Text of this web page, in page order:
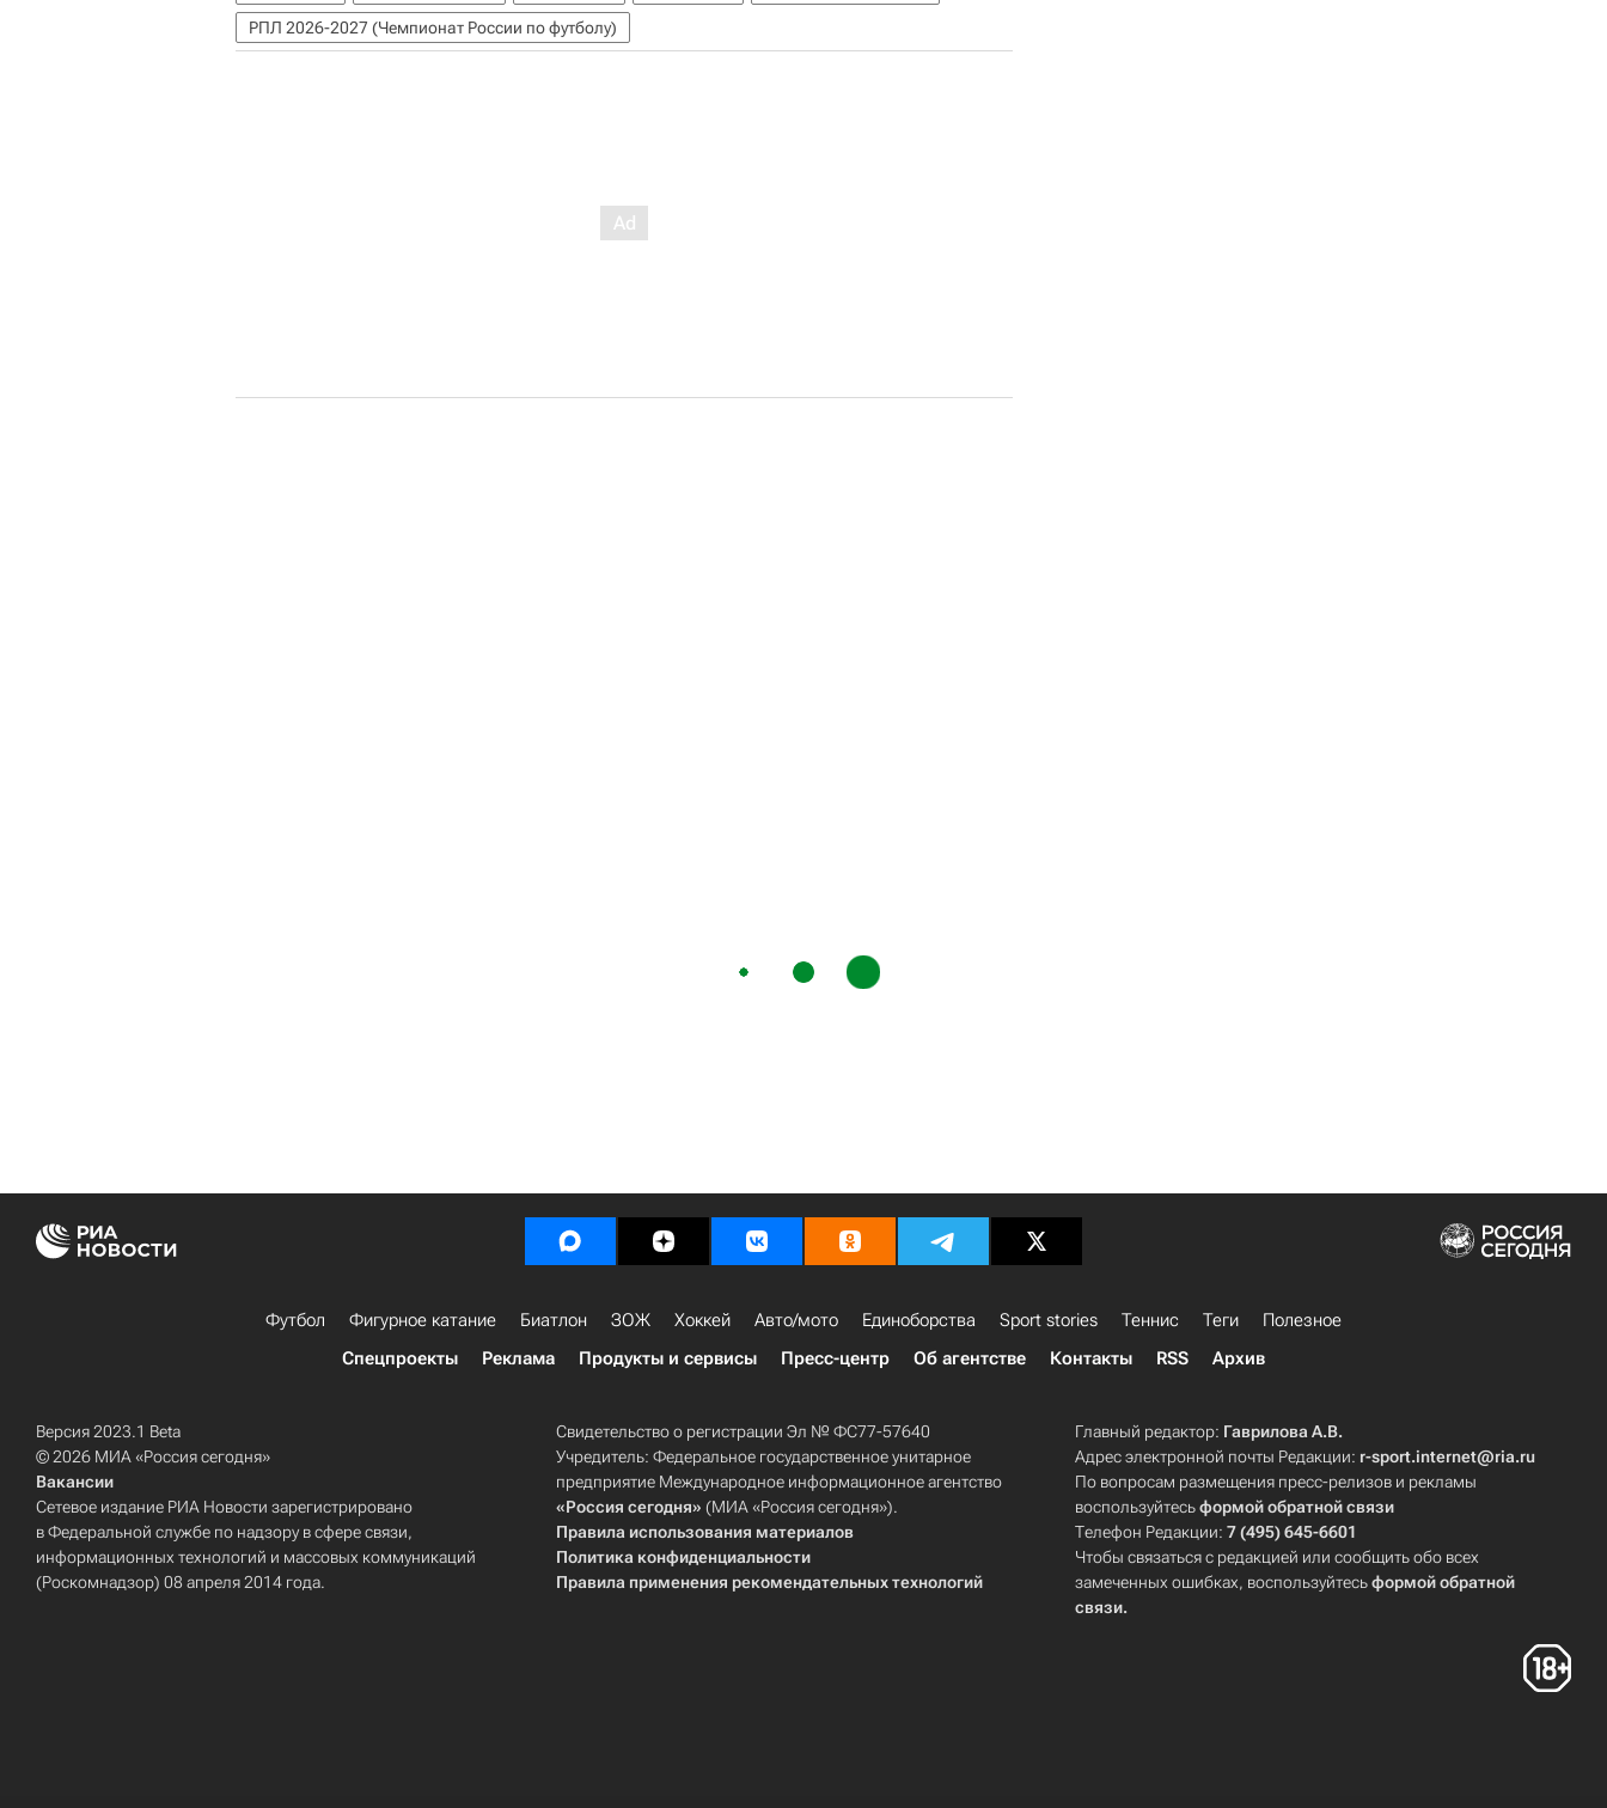
РПЛ 2026-2027 (Чемпионат России по футболу)
Футбол Фигурное катание Биатлон ЗОЖ Хоккей Авто/мото Единоборства Sport stories Теннис Теги
Полезное
Спецпроекты
Реклама Продукты и сервисы Пресс-центр Об агентстве Контакты RSS Архив
Версия 2023.1 Beta
© 2026 МИА «Россия сегодня»
Вакансии
Сетевое издание РИА Новости зарегистрировано
в Федеральной службе по надзору в сфере связи,
информационных технологий и массовых коммуникаций
(Роскомнадзор) 08 апреля 2014 года.
Свидетельство о регистрации Эл № ФС77-57640
Учредитель: Федеральное государственное унитарное
предприятие Международное информационное агентство
«Россия сегодня» (МИА «Россия сегодня»).
Правила использования материалов
Политика конфиденциальности
Правила применения рекомендательных технологий
Главный редактор: Гаврилова А.В.
Адрес электронной почты Редакции: r-sport.internet@ria.ru
По вопросам размещения пресс-релизов и рекламы
воспользуйтесьформой обратной связи
Телефон Редакции:7 (495) 645-6601
Чтобы связаться с редакцией или сообщить обо всех
замеченных ошибках, воспользуйтесьформой обратной
связи.